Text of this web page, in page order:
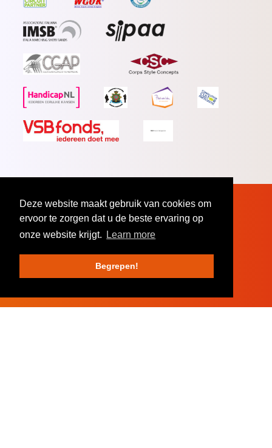
Deze website maakt gebruik van cookies om
ervoor te zorgen dat u de beste ervaring op
onze website krijgt.
Learn more
Begrepen!
Privacy statement
Algemene voorwaarden
Leveringsvoorwaarden